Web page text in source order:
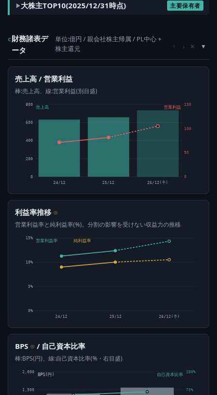
大株主TOP10(2025/12/31時点) 主要保有者
c財務諸表デ
ータ
単位:億円 / 親会社株主帰属 / PL中心 +
株主還元
↑ ↓ ×
売上高 / 営業利益
棒:売上高、線:営業利益(別目盛)
0
200
400
600
800
0
50
100
150
24/12 25/12 26/12(予)
売上高 営業利益
利益率推移 ⊙
営業利益率と純利益率(%)。分割の影響を受けない収益力の推移
0%
5%
10%
15%
営業利益率 純利益率
24/12 25/12 26/12(予)
BPS ⊙ / 自己資本比率
棒:BPS(円)、線:自己資本比率(%・右目盛)
1,500
2,000
75%
100%
BPS(円) 自己資本比率